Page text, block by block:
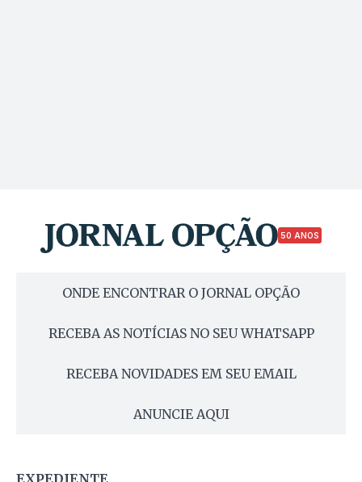
50 ANOS
ONDE ENCONTRAR O JORNAL OPÇÃO
RECEBA AS NOTÍCIAS NO SEU WHATSAPP
RECEBA NOVIDADES EM SEU EMAIL
ANUNCIE AQUI